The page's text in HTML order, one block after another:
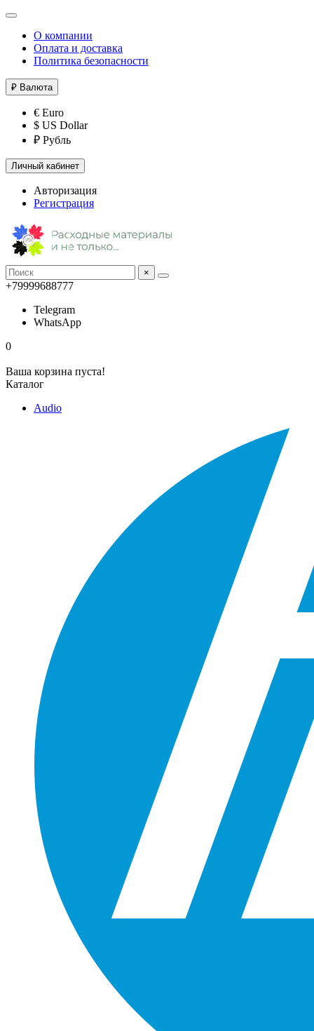
О компании
Оплата и доставка
Политика безопасности
₽ Валюта
€ Euro
$ US Dollar
₽ Рубль
Личный кабинет
Авторизация
Регистрация
×
+79999688777
Telegram
WhatsApp
0
Ваша корзина пуста!
Каталог
Audio